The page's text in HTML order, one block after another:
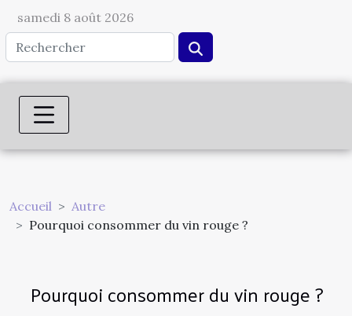
samedi 8 août 2026
Accueil
Autre
Pourquoi consommer du vin rouge ?
Pourquoi consommer du vin rouge ?